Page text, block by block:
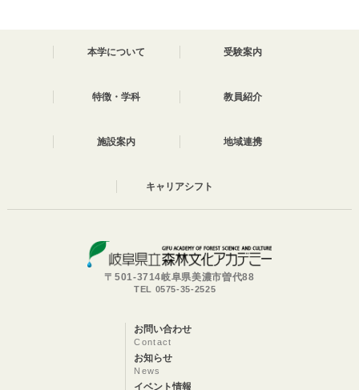
本学について 受験案内
特徴・学科 教員紹介
施設案内 地域連携
キャリアシフト
〒501-3714岐阜県美濃市曽代88
TEL 0575-35-2525
お問い合わせ
Contact
お知らせ
News
イベント情報